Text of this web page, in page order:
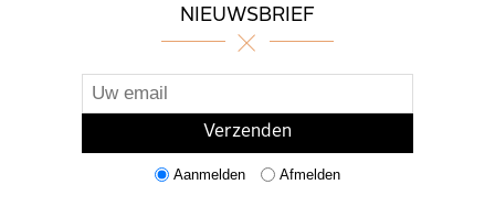
NIEUWSBRIEF
Aanmelden Afmelden